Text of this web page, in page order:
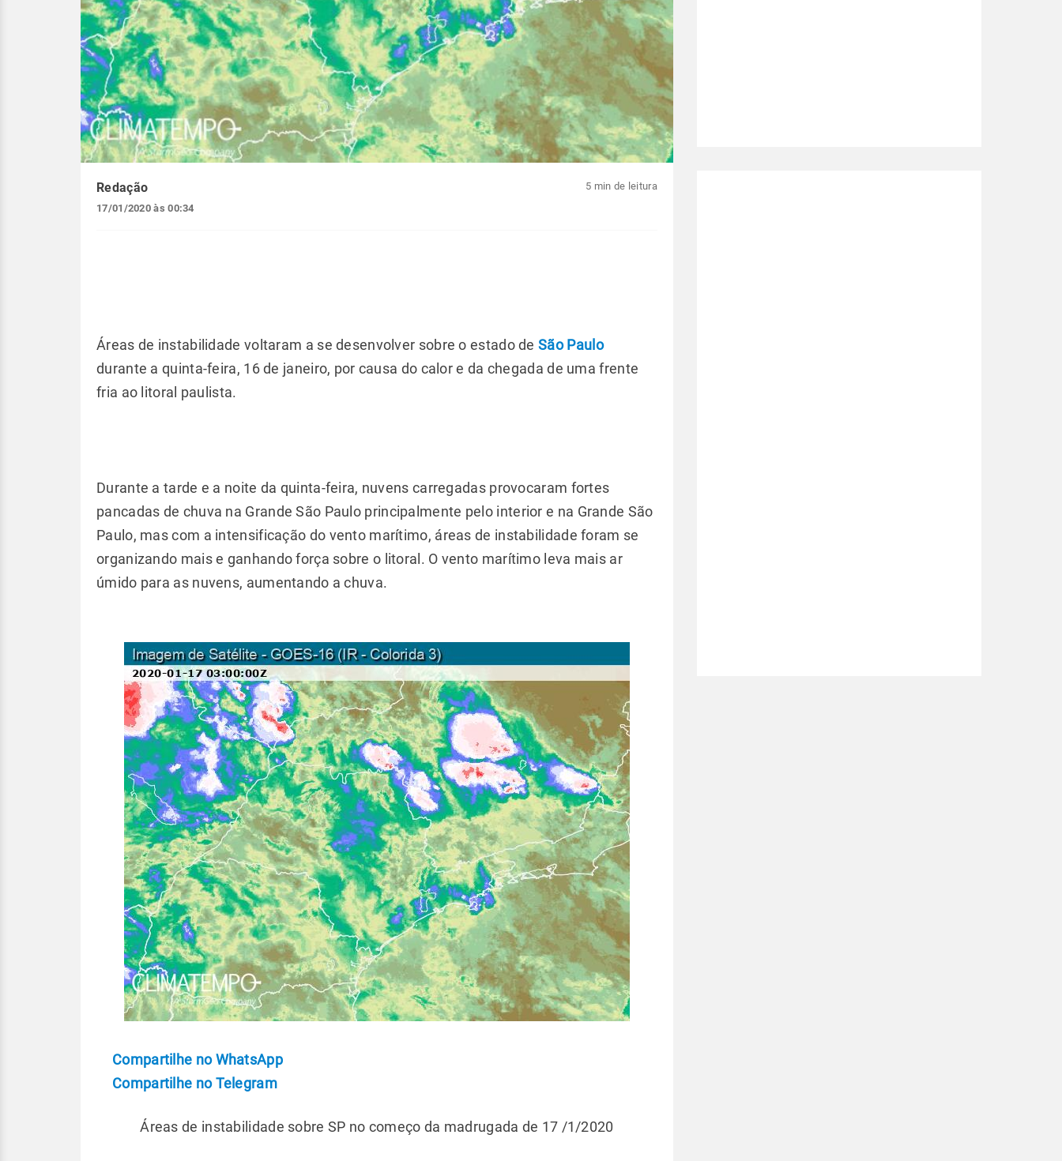
Redação
17/01/2020 às 00:34
5 min de leitura
Áreas de instabilidade voltaram a se desenvolver sobre o estado deSão Paulo
durante a quinta-feira, 16 de janeiro, por causa do calor e da chegada de uma frente
fria ao litoral paulista.
Durante a tarde e a noite da quinta-feira, nuvens carregadas provocaram fortes
pancadas de chuva na Grande São Paulo principalmente pelo interior e na Grande São
Paulo, mas com a intensificação do vento marítimo, áreas de instabilidade foram se
organizando mais e ganhando força sobre o litoral. O vento marítimo leva mais ar
úmido para as nuvens, aumentando a chuva.
Compartilhe no WhatsApp
Compartilhe no Telegram
Áreas de instabilidade sobre SP no começo da madrugada de 17 /1/2020